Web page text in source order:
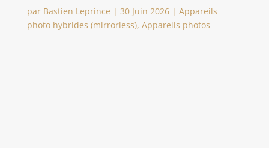
par Bastien Leprince | 30 Juin 2026| Appareils
photo hybrides (mirrorless), Appareils photos